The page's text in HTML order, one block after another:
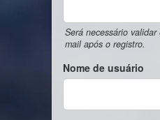
Será necessário
mail após o registro.
Nome de usuário